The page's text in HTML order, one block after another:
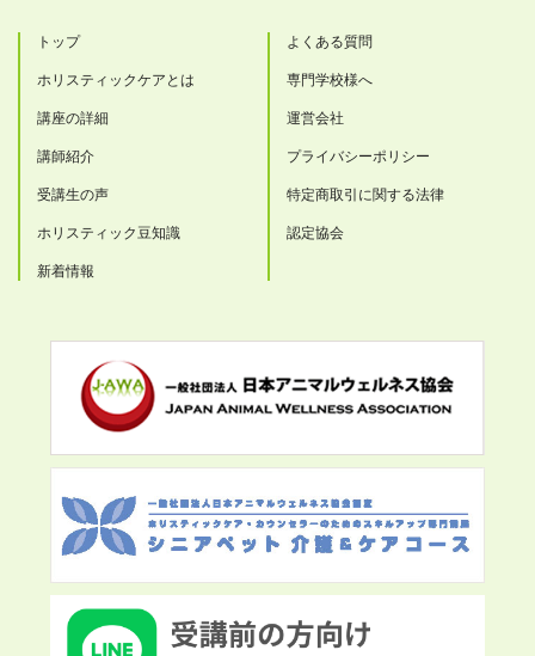
トップ
ホリスティックケアとは
講座の詳細
講師紹介
受講生の声
ホリスティック豆知識
新着情報
よくある質問
専門学校様へ
運営会社
プライバシーポリシー
特定商取引に関する法律
認定協会